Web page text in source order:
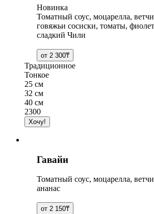
Новинка
Томатный соус, моцарелла,
говяжьи сосиски, томаты,
сладкий Чили
Традиционное
Тонкое
25 см
32 см
40 см
2300
Гавайи
Томатный соус, моцарелла,
ананас